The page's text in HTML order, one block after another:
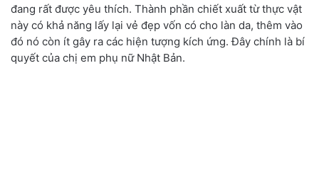
đang rất được yêu thích. Thành phần chiết xuất từ thực vật
này có khả năng lấy lại vẻ đẹp vốn có cho làn da, thêm vào
đó nó còn ít gây ra các hiện tượng kích ứng. Đây chính là bí
quyết của chị em phụ nữ Nhật Bản.